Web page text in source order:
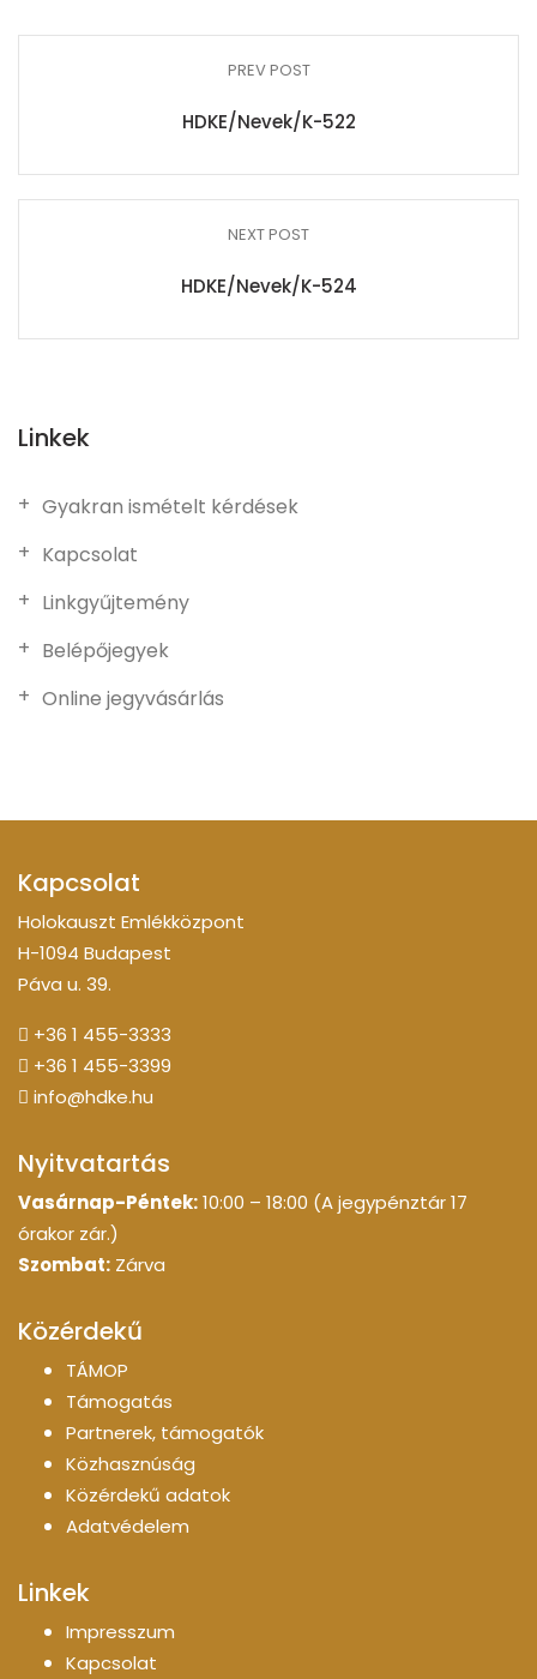
PREV POST
HDKE/Nevek/K-522
NEXT POST
HDKE/Nevek/K-524
Linkek
Gyakran ismételt kérdések
Kapcsolat
Linkgyűjtemény
Belépőjegyek
Online jegyvásárlás
Kapcsolat
Holokauszt Emlékközpont
H-1094 Budapest
Páva u. 39.
+36 1 455-3333
+36 1 455-3399
info@hdke.hu
Nyitvatartás
Vasárnap-Péntek:10:00 – 18:00 (A jegypénztár 17
órakor zár.)
Szombat: Zárva
Közérdekű
TÁMOP
Támogatás
Partnerek, támogatók
Közhasznúság
Közérdekű adatok
Adatvédelem
Linkek
Impresszum
Kapcsolat